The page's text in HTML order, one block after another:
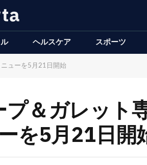
ヘルスケア スポーツ
ューを5月21日開始
プ＆ガレット
を5月21日開